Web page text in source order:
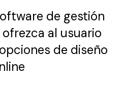
de gestión
al usuario
de diseño